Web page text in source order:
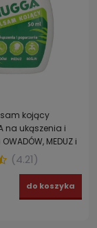
kojący
na ukąszenia i
MEDUZ i
(4.21)
do koszyka